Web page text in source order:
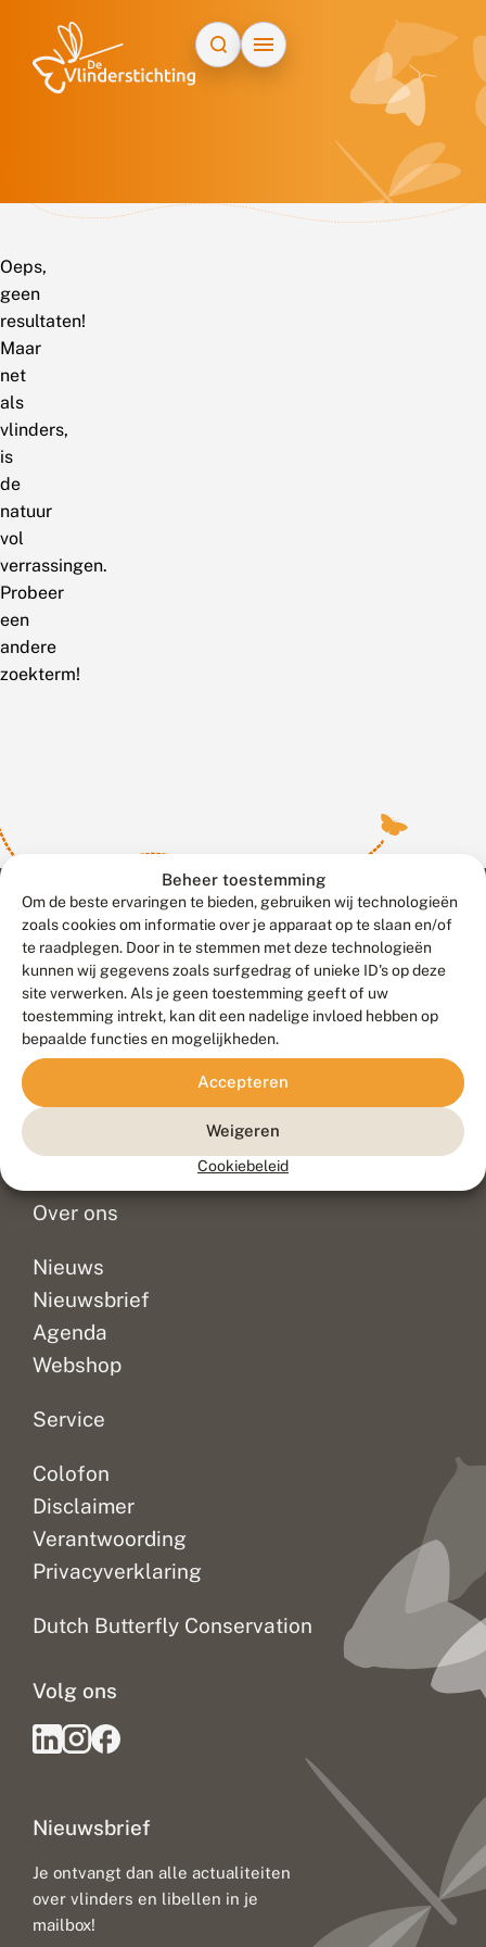
Beheer toestemming
Om de beste ervaringen te bieden, gebruiken wij technologieën
zoals cookies om informatie over je apparaat op te slaan en/of
te raadplegen. Door in te stemmen met deze technologieën
kunnen wij gegevens zoals surfgedrag of unieke ID's op deze
site verwerken. Als je geen toestemming geeft of uw
toestemming intrekt, kan dit een nadelige invloed hebben op
bepaalde functies en mogelijkheden.
Accepteren
Weigeren
Cookiebeleid
Oeps,
geen
resultaten!
Maar
net
als
vlinders,
is
de
natuur
vol
verrassingen.
Probeer
een
andere
zoekterm!
Contact
Veelgestelde vragen
Doneer
Over ons
Nieuws
Nieuwsbrief
Agenda
Webshop
Service
Colofon
Disclaimer
Verantwoording
Privacyverklaring
Dutch Butterfly Conservation
Nieuwsbrief
Je ontvangt dan alle actualiteiten
over vlinders en libellen in je
mailbox!
Volg ons
Meld waarnemingen© 2026 Vlinderstichting
Duurzaam ontwikkeld door
Go2People
, ontworpen door
Blue Field Agency
Privacy
Disclaimer
Sitemap